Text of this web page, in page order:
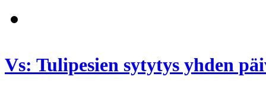
Vs: Tulipesien sytytys yhden